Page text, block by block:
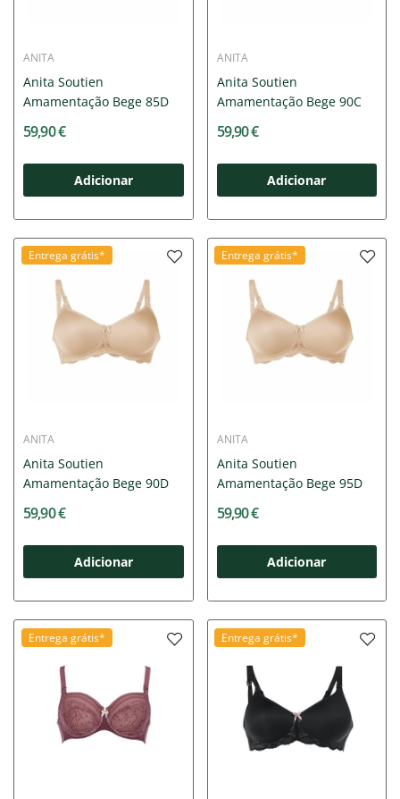
ANITA
Anita Soutien
Amamentação Bege 85D
59,90 €
Adicionar
ANITA
Anita Soutien
Amamentação Bege 90C
59,90 €
Adicionar
Entrega grátis*
ANITA
Anita Soutien
Amamentação Bege 90D
59,90 €
Adicionar
Entrega grátis*
ANITA
Anita Soutien
Amamentação Bege 95D
59,90 €
Adicionar
Entrega grátis* Entrega grátis*